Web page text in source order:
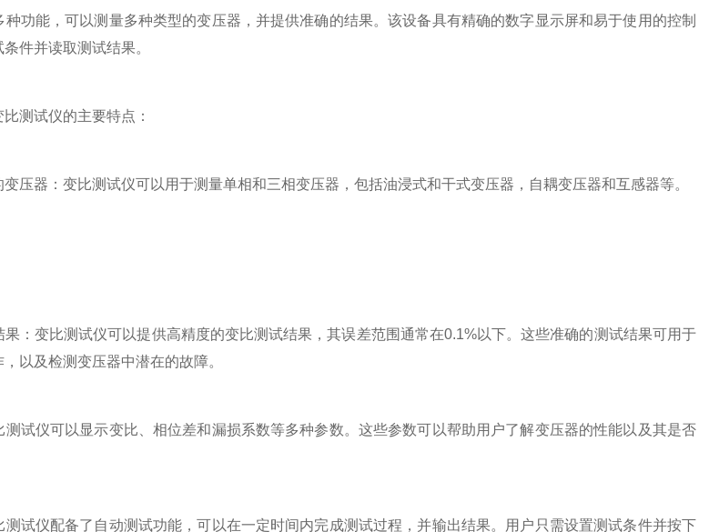
能，可以测量多种类型的变压器，并提供准确的结果。该设备具有精确的数字显示屏和易于使用的控制
件并读取测试结果。
试仪的主要特点：
器：变比测试仪可以用于测量单相和三相变压器，包括油浸式和干式变压器，自耦变压器和互感器等。
变比测试仪可以提供高精度的变比测试结果，其误差范围通常在0.1%以下。这些准确的测试结果可用于
以及检测变压器中潜在的故障。
仪可以显示变比、相位差和漏损系数等多种参数。这些参数可以帮助用户了解变压器的性能以及其是否
仪配备了自动测试功能，可以在一定时间内完成测试过程，并输出结果。用户只需设置测试条件并按下